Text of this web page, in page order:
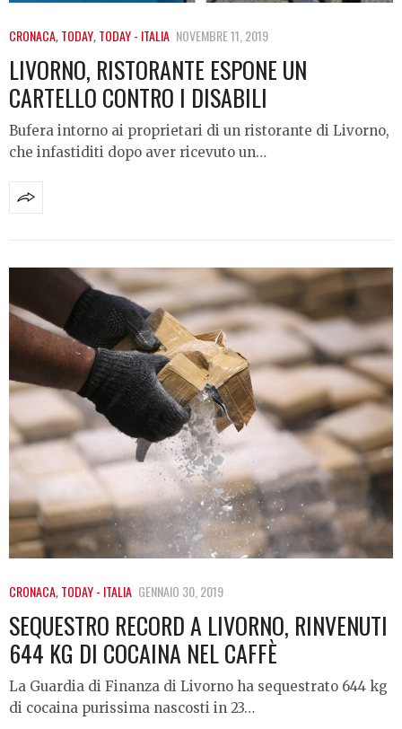
CRONACA,TODAY,TODAY - ITALIA NOVEMBRE 11, 2019
LIVORNO, RISTORANTE ESPONE UN
CARTELLO CONTRO I DISABILI
Bufera intorno ai proprietari di un ristorante di Livorno,
che infastiditi dopo aver ricevuto un…
CRONACA,TODAY - ITALIA GENNAIO 30, 2019
SEQUESTRO RECORD A LIVORNO, RINVENUTI
644 KG DI COCAINA NEL CAFFÈ
La Guardia di Finanza di Livorno ha sequestrato 644 kg
di cocaina purissima nascosti in 23…